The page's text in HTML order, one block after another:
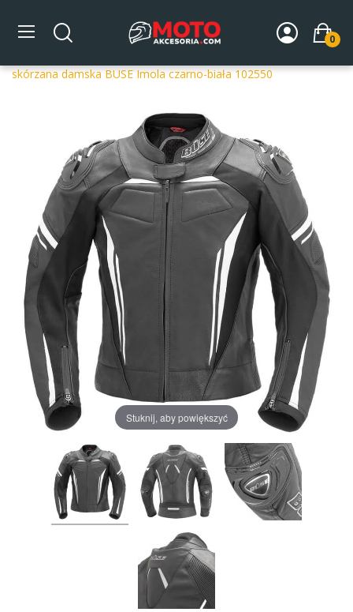
0
Strona główna DLA MOTOCYKLISTY
Kurtki
skórzana damska BUSE Imola czarno-biała 102550
Stuknij, aby powiększyć